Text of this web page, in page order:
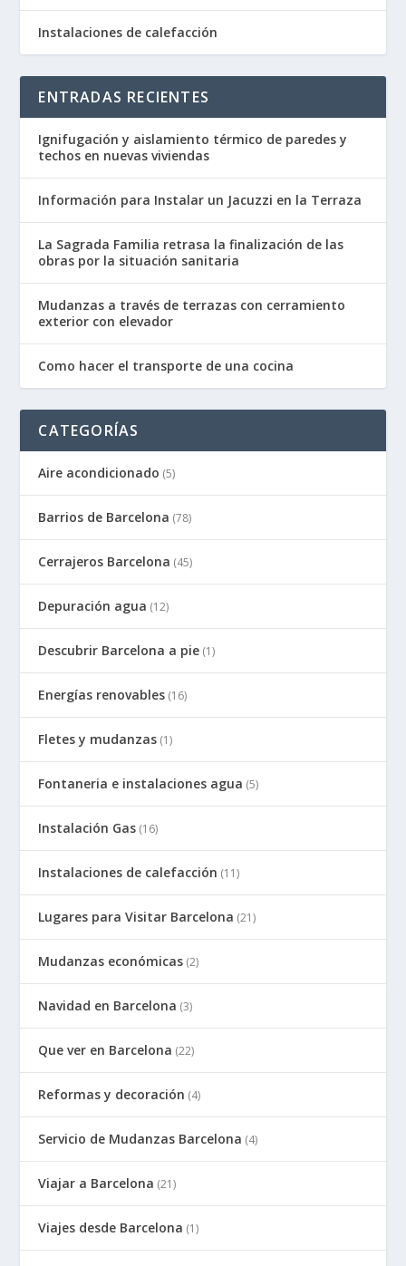
Instalaciones de calefacción
ENTRADAS RECIENTES
Ignifugación y aislamiento térmico de paredes y
techos en nuevas viviendas
Información para Instalar un Jacuzzi en la Terraza
La Sagrada Familia retrasa la finalización de las
obras por la situación sanitaria
Mudanzas a través de terrazas con cerramiento
exterior con elevador
Como hacer el transporte de una cocina
CATEGORÍAS
Aire acondicionado (5)
Barrios de Barcelona (78)
Cerrajeros Barcelona (45)
Depuración agua (12)
Descubrir Barcelona a pie (1)
Energías renovables (16)
Fletes y mudanzas (1)
Fontaneria e instalaciones agua (5)
Instalación Gas (16)
Instalaciones de calefacción (11)
Lugares para Visitar Barcelona (21)
Mudanzas económicas (2)
Navidad en Barcelona (3)
Que ver en Barcelona (22)
Reformas y decoración (4)
Servicio de Mudanzas Barcelona (4)
Viajar a Barcelona (21)
Viajes desde Barcelona (1)